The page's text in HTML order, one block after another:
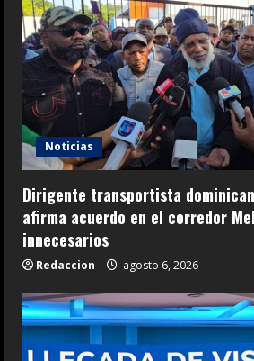
Noticias
Dirigente transportista
afirma acuerdo en el corredor
innecesarios
Redaccion agosto 6, 2026